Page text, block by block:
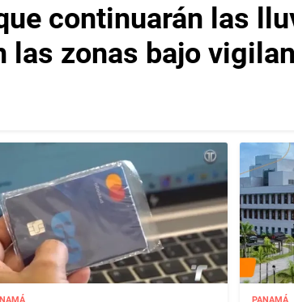
continuarán las
las zonas bajo